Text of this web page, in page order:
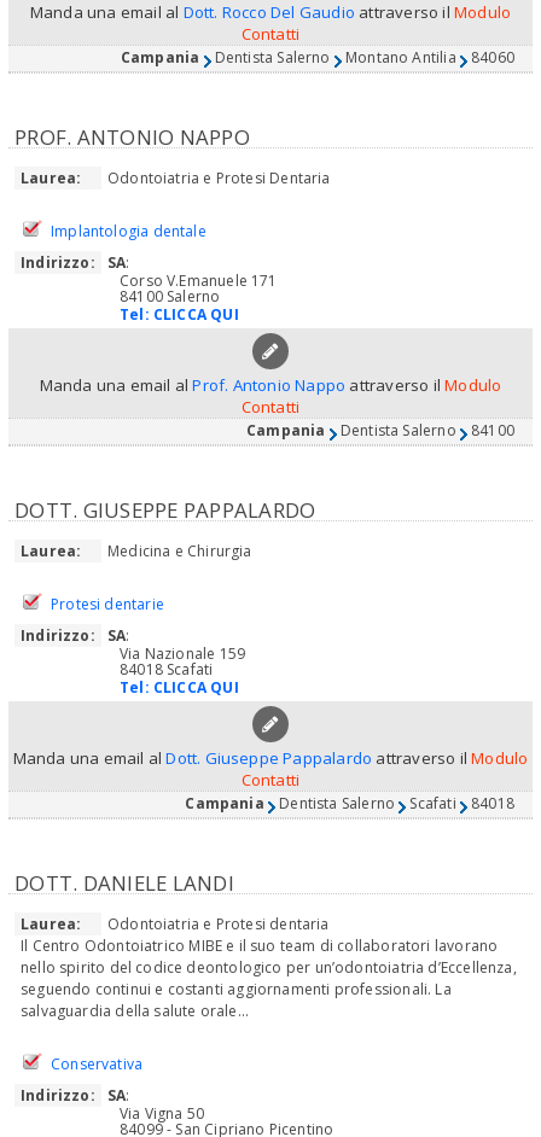
Manda una email al Dott. Rocco Del Gaudio attraverso il Modulo
Contatti
Campania Dentista Salerno Montano Antilia 84060
PROF. ANTONIO NAPPO
Laurea: Odontoiatria e Protesi Dentaria
Implantologia dentale
Indirizzo:
SA:
Corso V.Emanuele 171
84100 Salerno
Tel: CLICCA QUI
Manda una email alProf. Antonio Nappo attraverso ilModulo
Contatti
Campania Dentista Salerno 84100
DOTT. GIUSEPPE PAPPALARDO
Laurea: Medicina e Chirurgia
Protesi dentarie
Indirizzo:
SA:
Via Nazionale 159
84018 Scafati
Tel: CLICCA QUI
Manda una email alDott. Giuseppe Pappalardo attraverso ilModulo
Contatti
Campania Dentista Salerno Scafati 84018
DOTT. DANIELE LANDI
Laurea:
Odontoiatria e Protesi dentaria
Il Centro Odontoiatrico MIBE e il suo team di collaboratori lavorano
nello spirito del codice deontologico per un’odontoiatria d’Eccellenza,
seguendo continui e costanti aggiornamenti professionali. La
salvaguardia della salute orale...
Conservativa
Indirizzo:
SA:
Via Vigna 50
84099 - San Cipriano Picentino